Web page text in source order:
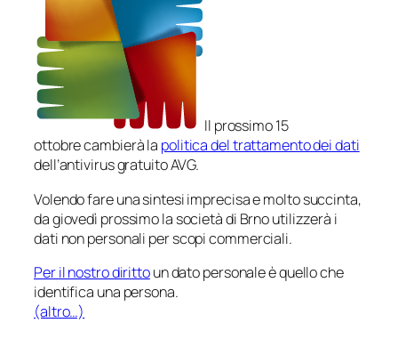
Il prossimo 15
ottobre cambierà la politica del trattamento dei dati
dell’antivirus gratuito AVG.
Volendo fare una sintesi imprecisa e molto succinta,
da giovedì prossimo la società di Brno utilizzerà i
dati non personali per scopi commerciali.
Per il nostro dirittoun dato personale è quello che
identifica una persona.
(altro…)